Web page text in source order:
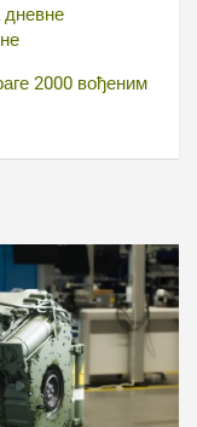
дневне
2000 вођеним